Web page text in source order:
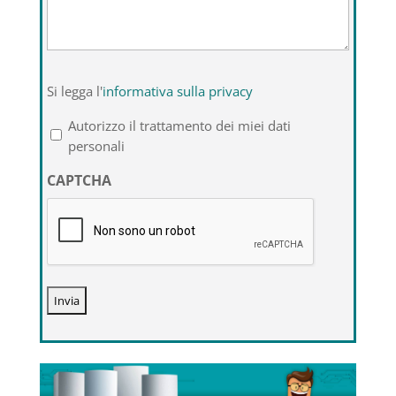
legga
l'informativa
sulla
privacy
*
Si legga l'informativa sulla privacy
Autorizzo il trattamento dei miei dati
personali
CAPTCHA